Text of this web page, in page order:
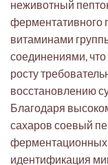
неживотный
ферментативного
витаминами
соединениями,
росту
восстановлению
Благодаря
сахаров соевый
ферментационных
идентификация